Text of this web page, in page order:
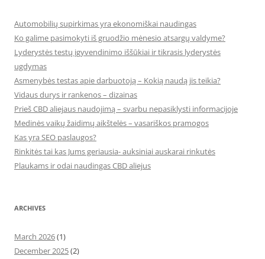
Automobilių supirkimas yra ekonomiškai naudingas
Ko galime pasimokyti iš gruodžio mėnesio atsargų valdyme?
Lyderystės testų įgyvendinimo iššūkiai ir tikrasis lyderystės
ugdymas
Asmenybės testas apie darbuotoją – Kokią naudą jis teikia?
Vidaus durys ir rankenos – dizainas
Prieš CBD aliejaus naudojimą – svarbu nepasiklysti informacijoje
Medinės vaikų žaidimų aikštelės – vasariškos pramogos
Kas yra SEO paslaugos?
Rinkitės tai kas Jums geriausia- auksiniai auskarai rinkutės
Plaukams ir odai naudingas CBD aliejus
ARCHIVES
March 2026(1)
December 2025(2)